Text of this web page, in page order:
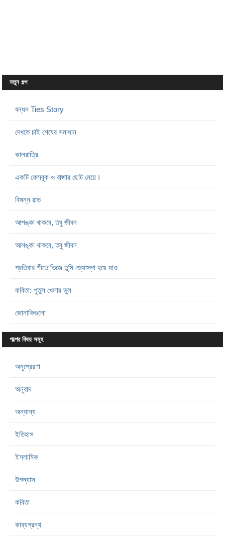
নতুন গল্প
বন্ধন Ties Story
দেখতে চাই শেষের সমাধান
কালরাত্রি
একটি ফেসবুক ও রাজার ছোট মেয়ে।
বিষন্ন রাত
আশঙ্কা থাকবে, তবু জীবন
আশঙ্কা থাকবে, তবু জীবন
প্রতিবার শীতে ভিজে তুমি জ্যোস্না হয়ে যাও
কবিতা: পুতুল খেলার ভুল
জোনাকিগুলো
গল্পের বিষয় সমূহ
অনুপ্রেরণা
অনুবাদ
অন্যান্য
ইতিহাস
ইসলামিক
উপন্যাস
কবিতা
কাব্যগ্রন্থ